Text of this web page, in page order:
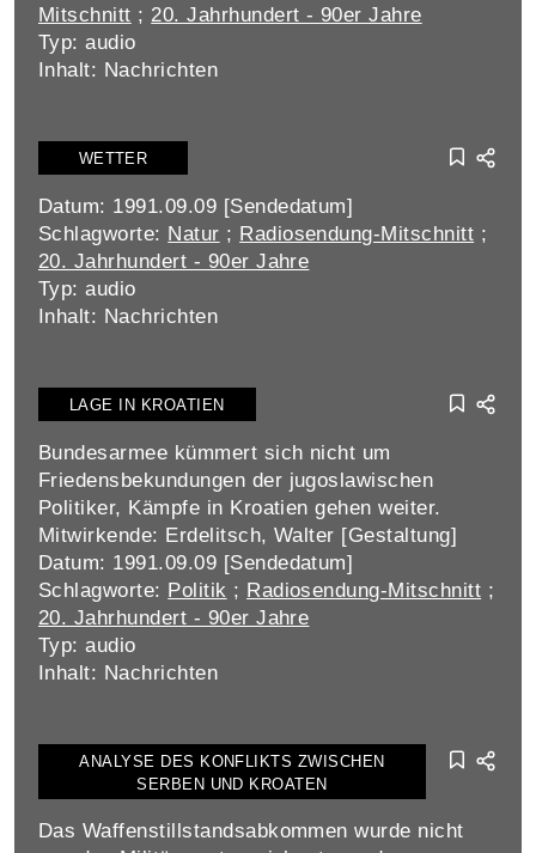
Mitschnitt ; 20. Jahrhundert - 90er Jahre
Typ: audio
Inhalt: Nachrichten
WETTER
Datum: 1991.09.09 [Sendedatum]
Schlagworte: Natur ; Radiosendung-Mitschnitt ;
20. Jahrhundert - 90er Jahre
Typ: audio
Inhalt: Nachrichten
LAGE IN KROATIEN
Bundesarmee kümmert sich nicht um
Friedensbekundungen der jugoslawischen
Politiker, Kämpfe in Kroatien gehen weiter.
Mitwirkende: Erdelitsch, Walter [Gestaltung]
Datum: 1991.09.09 [Sendedatum]
Schlagworte: Politik ; Radiosendung-Mitschnitt ;
20. Jahrhundert - 90er Jahre
Typ: audio
Inhalt: Nachrichten
ANALYSE DES KONFLIKTS ZWISCHEN
SERBEN UND KROATEN
Das Waffenstillstandsabkommen wurde nicht